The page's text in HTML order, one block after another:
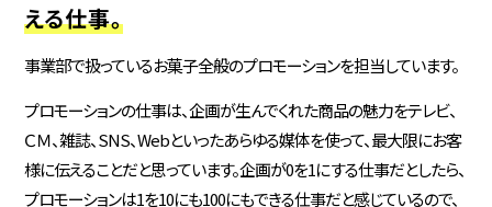
える仕事。
事業部で扱っているお菓子全般のプロモーションを担当しています。
プロモーションの仕事は、企画が生んでくれた商品の魅力をテレビ、
ＣＭ、雑誌、SNS、Webといったあらゆる媒体を使って、最大限にお客
様に伝えることだと思っています。企画が0を1にする仕事だとしたら、
プロモーションは1を10にも100にもできる仕事だと感じているので、